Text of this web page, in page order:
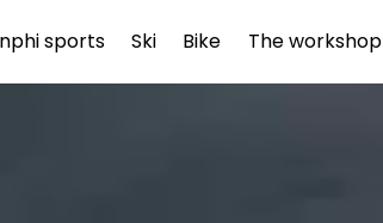
sports Ski Bike The workshop